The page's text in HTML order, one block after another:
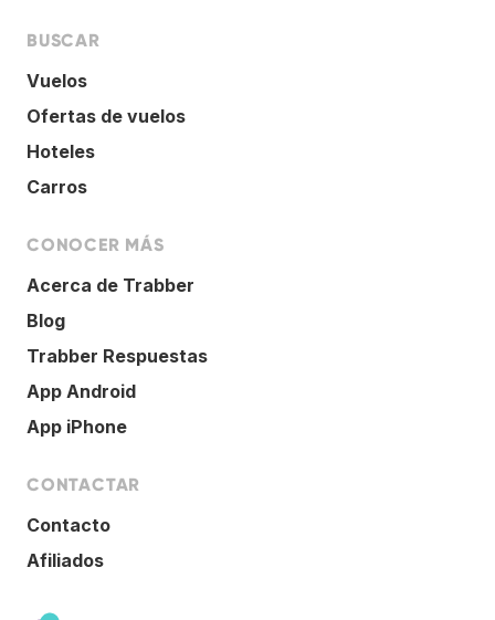
BUSCAR
Vuelos
Ofertas de vuelos
Hoteles
Carros
CONOCER MÁS
Acerca de Trabber
Blog
Trabber Respuestas
App Android
App iPhone
CONTACTAR
Contacto
Afiliados